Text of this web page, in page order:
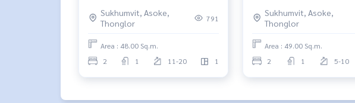
Sukhumvit, Asoke,
Thonglor
791
Area : 48.00 Sq.m.
2
1 11-20 1
Sukhumvit, Asoke,
Thonglor
Area : 49.00 Sq.m.
2
1 5-10